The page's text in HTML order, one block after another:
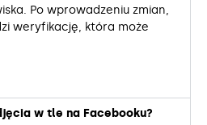
Po wprowadzeniu zmian,
weryfikację, która może
w tle na Facebooku?